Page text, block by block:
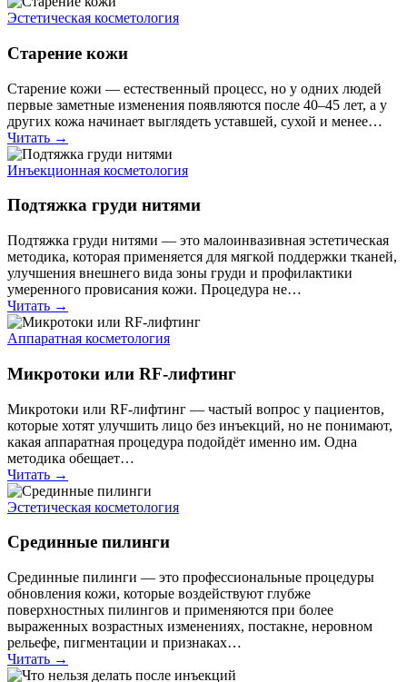
Эстетическая косметология
Старение кожи
Старение кожи — естественный процесс, но у одних людей
первые заметные изменения появляются после 40–45 лет, а у
других кожа начинает выглядеть уставшей, сухой и менее…
Читать →
Инъекционная косметология
Подтяжка груди нитями
Подтяжка груди нитями — это малоинвазивная эстетическая
методика, которая применяется для мягкой поддержки тканей,
улучшения внешнего вида зоны груди и профилактики
умеренного провисания кожи. Процедура не…
Читать →
Аппаратная косметология
Микротоки или RF-лифтинг
Микротоки или RF-лифтинг — частый вопрос у пациентов,
которые хотят улучшить лицо без инъекций, но не понимают,
какая аппаратная процедура подойдёт именно им. Одна
методика обещает…
Читать →
Эстетическая косметология
Срединные пилинги
Срединные пилинги — это профессиональные процедуры
обновления кожи, которые воздействуют глубже
поверхностных пилингов и применяются при более
выраженных возрастных изменениях, постакне, неровном
рельефе, пигментации и признаках…
Читать →